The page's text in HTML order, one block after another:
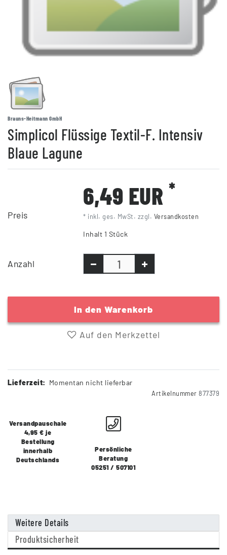
Brauns-Heitmann GmbH
Simplicol Flüssige Textil-F. Intensiv
Blaue Lagune
Preis
6,49 EUR *
* inkl. ges. MwSt. zzgl. Versandkosten
Inhalt 1 Stück
Anzahl
In den Warenkorb
Auf den Merkzettel
Lieferzeit: Momentan nicht lieferbar
Artikelnummer 877379
Versandpauschale
4,95 € je
Bestellung
innerhalb
Deutschlands
Persönliche
Beratung
05251 / 507101
Weitere Details
Produktsicherheit